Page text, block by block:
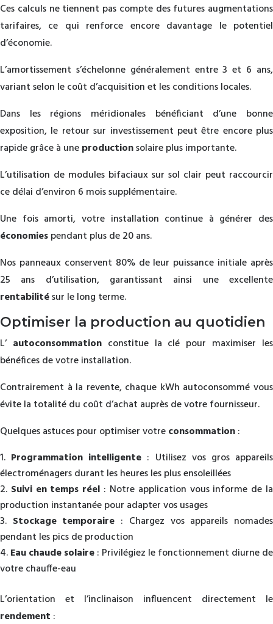
Ces calculs ne tiennent pas compte des futures augmentations
tarifaires, ce qui renforce encore davantage le potentiel
d’économie.
L’amortissement s’échelonne généralement entre 3 et 6 ans,
variant selon le coût d’acquisition et les conditions locales.
Dans les régions méridionales bénéficiant d’une bonne
exposition, le retour sur investissement peut être encore plus
rapide grâce à uneproductionsolaire plus importante.
L’utilisation de modules bifaciaux sur sol clair peut raccourcir
ce délai d’environ 6 mois supplémentaire.
Une fois amorti, votre installation continue à générer des
économiespendant plus de 20 ans.
Nos panneaux conservent 80% de leur puissance initiale après
25 ans d’utilisation, garantissant ainsi une excellente
rentabilitésur le long terme.
Optimiser la production au quotidien
L’ autoconsommationconstitue la clé pour maximiser les
bénéfices de votre installation.
Contrairement à la revente, chaque kWh autoconsommé vous
évite la totalité du coût d’achat auprès de votre fournisseur.
Quelques astuces pour optimiser votreconsommation:
Programmation intelligente : Utilisez vos gros appareils
électroménagers durant les heures les plus ensoleillées
Suivi en temps réel : Notre application vous informe de la
production instantanée pour adapter vos usages
Stockage temporaire : Chargez vos appareils nomades
pendant les pics de production
Eau chaude solaire: Privilégiez le fonctionnement diurne de
votre chauffe-eau
L’orientation et l’inclinaison influencent directement le
rendement :